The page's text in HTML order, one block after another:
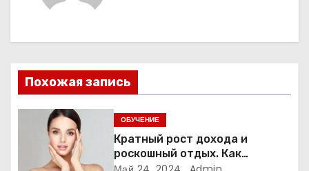
ц
и
я
Похожая запись
ОБУЧЕНИЕ
Кратный рост дохода и
роскошный отдых. Как
назначаемые специалисты